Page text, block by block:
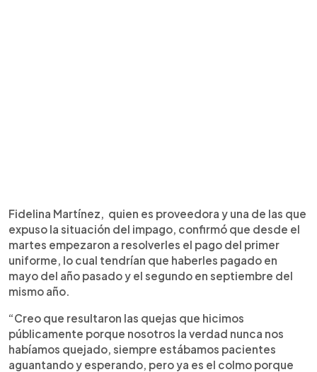
Fidelina Martínez, quien es proveedora y una de las que
expuso la situación del impago, confirmó que desde el
martes empezaron a resolverles el pago del primer
uniforme, lo cual tendrían que haberles pagado en
mayo del año pasado y el segundo en septiembre del
mismo año.
“Creo que resultaron las quejas que hicimos
públicamente porque nosotros la verdad nunca nos
habíamos quejado, siempre estábamos pacientes
aguantando y esperando, pero ya es el colmo porque